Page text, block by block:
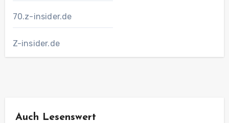
70.z-insider.de
Z-insider.de
Auch Lesenswert